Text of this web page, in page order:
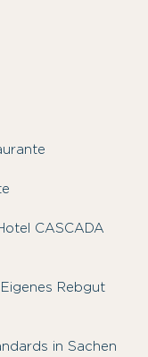
CASCADA
Rebgut
in Sachen